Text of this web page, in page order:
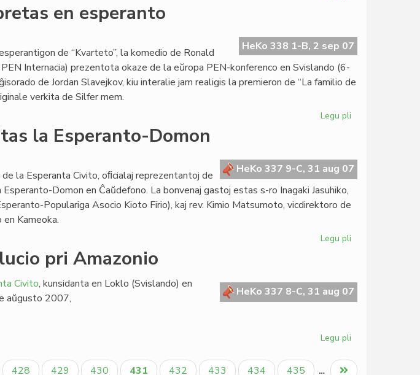
julio
2007
en esperanto
HeKo 338 1-B, 2 sep 07
de “Kvarteto”, la komedio de Ronald
Internacia) prezentota okaze de la eŭropa PEN-konferenco en Svislando (6-
de Jordan Slavejkov, kiu interalie jam realigis la premieron de “La familio de
verkita de Silfer mem.
Legu pli
esperanto
la Esperanto-Domon
HeKo 337 9-C, 31 aug 07
la Esperanta Civito, oﬁcialaj reprezentantoj de
Domon en Ĉaŭdefono. La bonvenaj gastoj estas s-ro Inagaki Jasuhiko,
Populariga Asocio Kioto Firio), kaj rev. Kimio Matsumoto, vicdirektoro de
Kameoka.
Legu pli
Esperanto-
Domon
pri Amazonio
HeKo 337 8-C, 31 aug 07
Civito, kunsidanta en Loklo (Svislando) en
aŭgusto 2007,
Legu pli
rezolucio
Paĝo
428 Paĝo
429 Paĝo
430 Aktuala
431 Paĝo
432 Paĝo
433 Paĝo
434 Paĝo
435 … Last